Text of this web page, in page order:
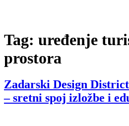
Tag: uređenje
prostora
Zadarski Design
– sretni spoj izložbe i